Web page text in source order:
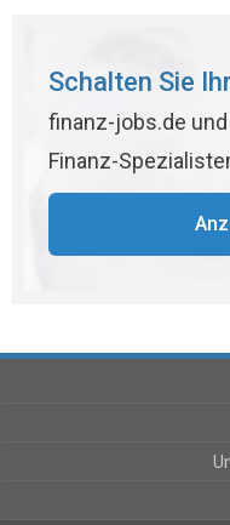
Schalten Sie
finanz-jobs.de
Finanz-